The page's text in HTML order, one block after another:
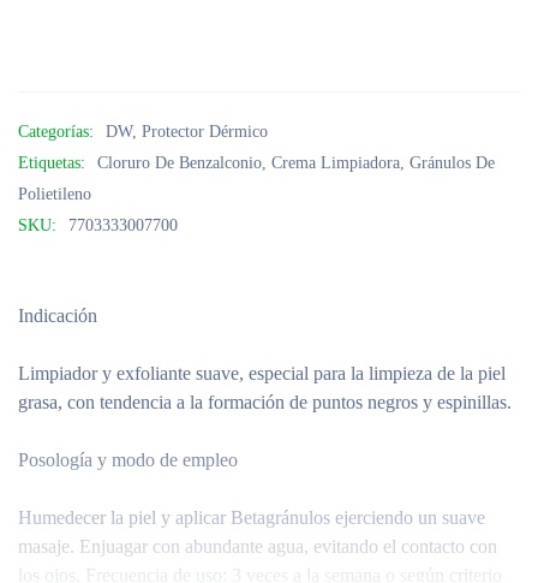
Categorías: DW, Protector Dérmico
Etiquetas:
Cloruro De Benzalconio, Crema Limpiadora, Gránulos De
Polietileno
SKU:
7703333007700
Indicación
Limpiador y exfoliante suave, especial para la limpieza de la piel
grasa, con tendencia a la formación de puntos negros y espinillas.
Posología y modo de empleo
Humedecer la piel y aplicar Betagránulos ejerciendo un suave
masaje. Enjuagar con abundante agua, evitando el contacto con
los ojos. Frecuencia de uso: 3 veces a la semana o según criterio